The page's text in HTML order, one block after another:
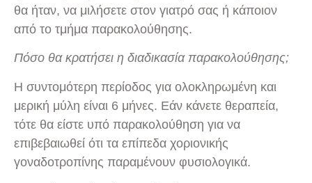
θα ήταν, να μιλήσετε στον γιατρό σας ή κάποιον
από το τμήμα παρακολούθησης.
Πόσο θα κρατήσει η διαδικασία παρακολούθησης;
Η συντομότερη περίοδος για ολοκληρωμένη και
μερική μύλη είναι 6 μήνες. Εάν κάνετε θεραπεία,
τότε θα είστε υπό παρακολούθηση για να
επιβεβαιωθεί ότι τα επίπεδα χοριονικής
γοναδοτροπίνης παραμένουν φυσιολογικά.